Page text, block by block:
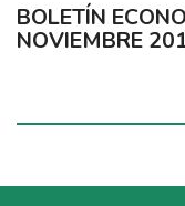
BOLETÍN
NOVIEMBRE